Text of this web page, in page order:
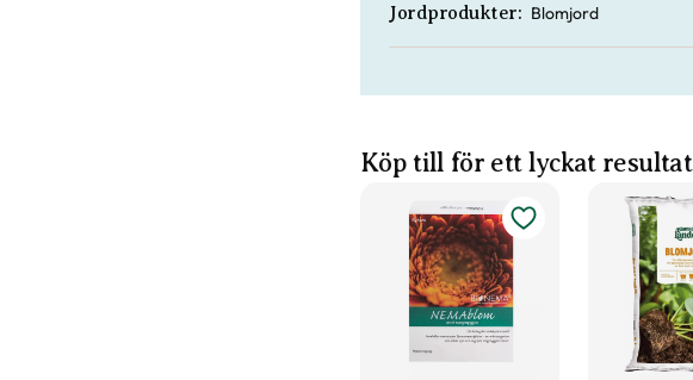
Jordprodukter: Blomjord
Köp till för ett lyckat resultat